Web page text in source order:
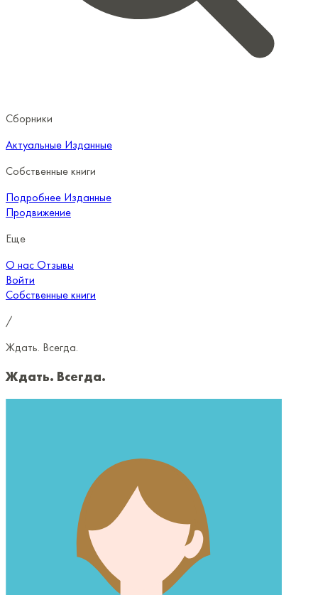
Сборники
Актуальные Изданные
Собственные книги
Подробнее Изданные
Продвижение
Еще
О насОтзывы
Войти
Собственные книги
/
Ждать. Всегда.
Ждать. Всегда.